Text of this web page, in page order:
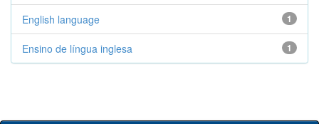
1
English language
1
Ensino de língua inglesa